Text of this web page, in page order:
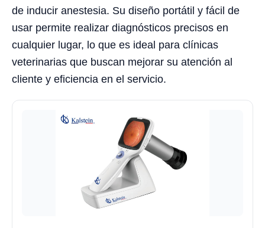
de inducir anestesia. Su diseño portátil y fácil de
usar permite realizar diagnósticos precisos en
cualquier lugar, lo que es ideal para clínicas
veterinarias que buscan mejorar su atención al
cliente y eficiencia en el servicio.